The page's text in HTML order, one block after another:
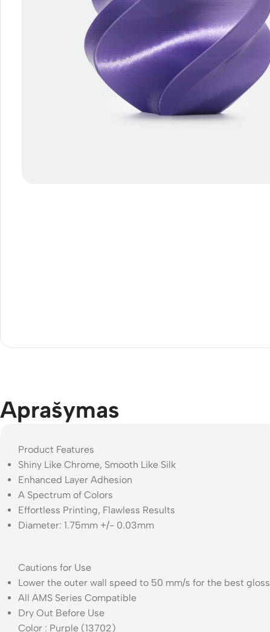
Aprašymas
Product Features
Shiny Like Chrome, Smooth Like Silk
Enhanced Layer Adhesion
A Spectrum of Colors
Effortless Printing, Flawless Results
Diameter: 1.75mm +/- 0.03mm
Cautions for Use
Lower the outer wall speed to 50 mm/s for the best gloss
All AMS Series Compatible
Dry Out Before Use
Color : Purple (13702)